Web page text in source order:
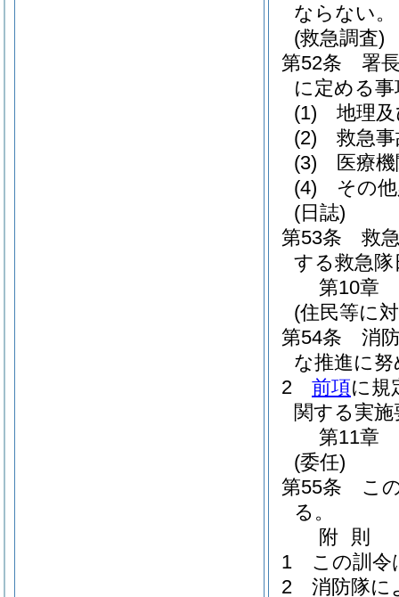
ならない。
(救急調査)
第52条
署
に定める
(1)
地理
(2)
救急
(3)
医療
(4)
その
(日誌)
第53条
救
する救急
第10章
(住民等に
第54条
消
な推進に
2
前項に規
関する実施
第11章
(委任)
第55条
こ
る。
附 則
1
この訓令
2
消防隊に